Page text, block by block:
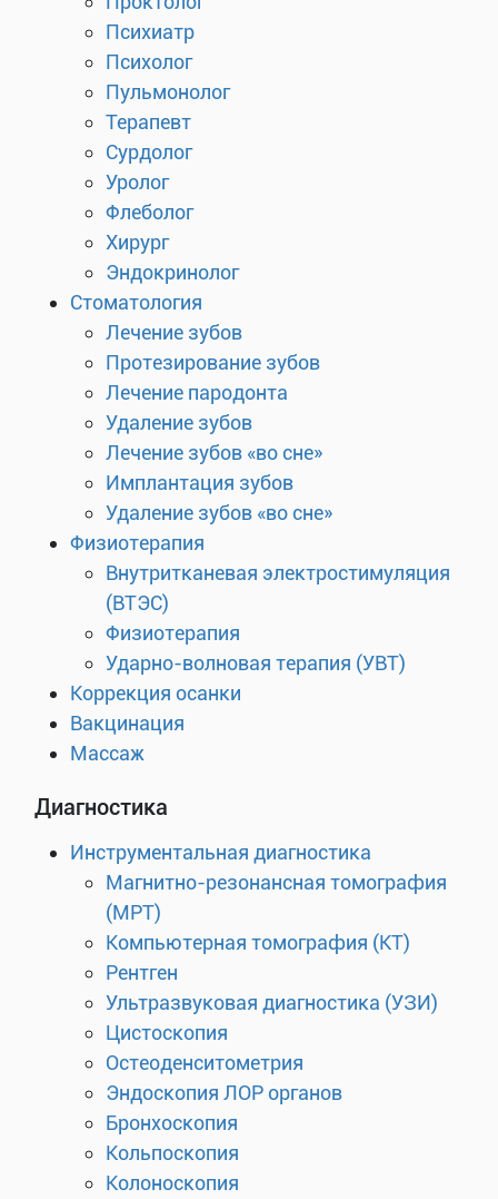
Психиатр
Психолог
Пульмонолог
Терапевт
Сурдолог
Уролог
Флеболог
Хирург
Эндокринолог
Стоматология
Лечение зубов
Протезирование зубов
Лечение пародонта
Удаление зубов
Лечение зубов «во сне»
Имплантация зубов
Удаление зубов «во сне»
Физиотерапия
Внутритканевая электростимуляция
(ВТЭС)
Физиотерапия
Ударно-волновая терапия (УВТ)
Коррекция осанки
Вакцинация
Массаж
Диагностика
Инструментальная диагностика
Магнитно-резонансная томография
(МРТ)
Компьютерная томография (КТ)
Рентген
Ультразвуковая диагностика (УЗИ)
Цистоскопия
Остеоденситометрия
Эндоскопия ЛОР органов
Бронхоскопия
Кольпоскопия
Колоноскопия